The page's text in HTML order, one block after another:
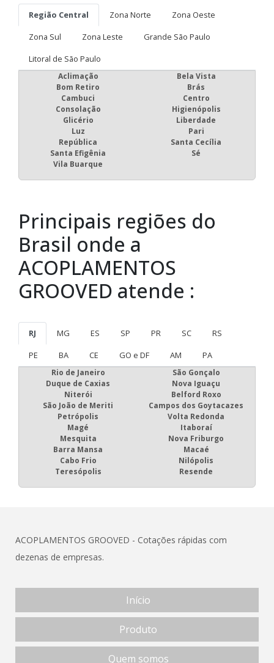
Região Central Zona Norte
Zona Oeste
Zona Sul
Zona Leste
Grande São Paulo
Litoral de São Paulo
Aclimação
Bela Vista
Bom Retiro
Brás
Cambuci
Centro
Consolação
Higienópolis
Glicério
Liberdade
Luz
Pari
República
Santa Cecília
Santa Efigênia
Sé
Vila Buarque
Principais regiões do
Brasil onde a
ACOPLAMENTOS
GROOVED atende :
RJ MG ES SP PR SC
RS
PE
BA CE GO e DF AM PA
Rio de Janeiro
São Gonçalo
Duque de Caxias
Nova Iguaçu
Niterói
Belford Roxo
São João de Meriti
Campos dos Goytacazes
Petrópolis
Volta Redonda
Magé
Itaboraí
Mesquita
Nova Friburgo
Barra Mansa
Macaé
Cabo Frio
Nilópolis
Teresópolis
Resende
ACOPLAMENTOS GROOVED - Cotações rápidas com
dezenas de empresas.
Início
Produto
Quem somos